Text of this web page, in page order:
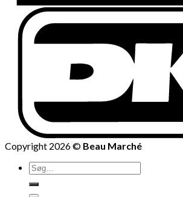
Copyright 2026 © Beau Marché
Søg
efter: